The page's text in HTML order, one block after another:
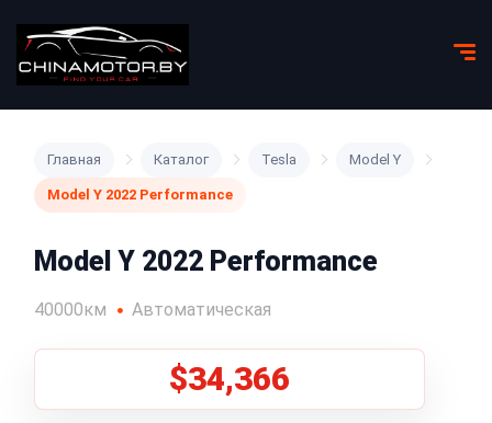
Главная Каталог Tesla Model Y
Model Y 2022 Performance
Model Y 2022 Performance
40000км Автоматическая
$34,366